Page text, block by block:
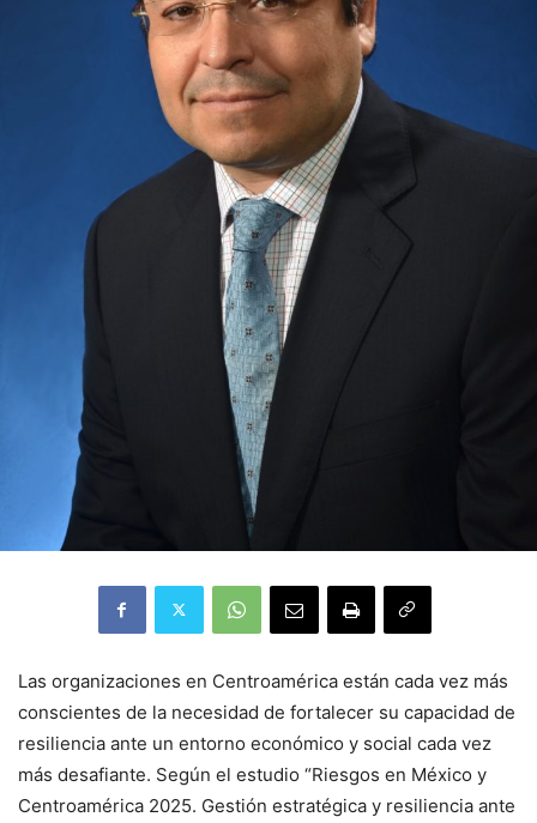
Las organizaciones en Centroamérica están cada vez más
conscientes de la necesidad de fortalecer su capacidad de
resiliencia ante un entorno económico y social cada vez
más desafiante. Según el estudio “Riesgos en México y
Centroamérica 2025. Gestión estratégica y resiliencia ante